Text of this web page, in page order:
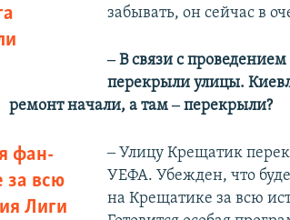
забывать, он сейчас в
‒ В связи с
перекрыли улицы.
ремонт начали, а там ‒ перекрыли?
фан-
за всю
Лиги
‒ Улицу Крещатик
УЕФА. Убежден, что
на Крещатике за всю